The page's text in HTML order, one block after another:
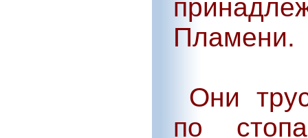
Пламени.
Они
по